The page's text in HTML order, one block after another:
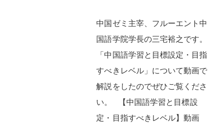
中国ゼミ主宰、フルーエント中
国語学院学長の三宅裕之です。
「中国語学習と目標設定・目指
すべきレベル」について動画で
解説をしたのでぜひご覧くださ
い。 【中国語学習と目標設
定・目指すべきレベル】動画